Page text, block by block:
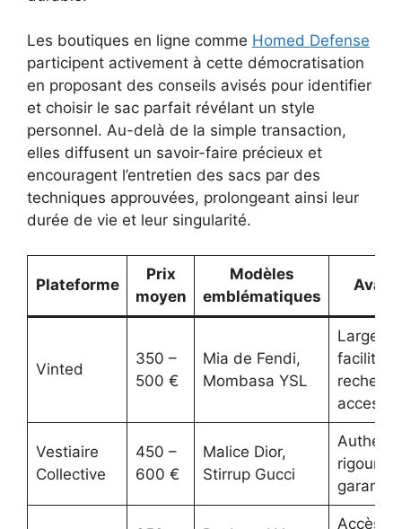
Les boutiques en ligne comme Homed Defense
participent activement à cette démocratisation
en proposant des conseils avisés pour identifier
et choisir le sac parfait révélant un style
personnel. Au-delà de la simple transaction,
elles diffusent un savoir-faire précieux et
encouragent l’entretien des sacs par des
techniques approuvées, prolongeant ainsi leur
durée de vie et leur singularité.
Plateforme
Prix
moyen
Modèles
emblématiques
Vinted
350 –
500 €
Mia de Fendi,
Mombasa YSL
Large
facilité
Vestiaire
Collective
450 –
600 €
Malice Dior,
Stirrup Gucci
garantie
Accès à